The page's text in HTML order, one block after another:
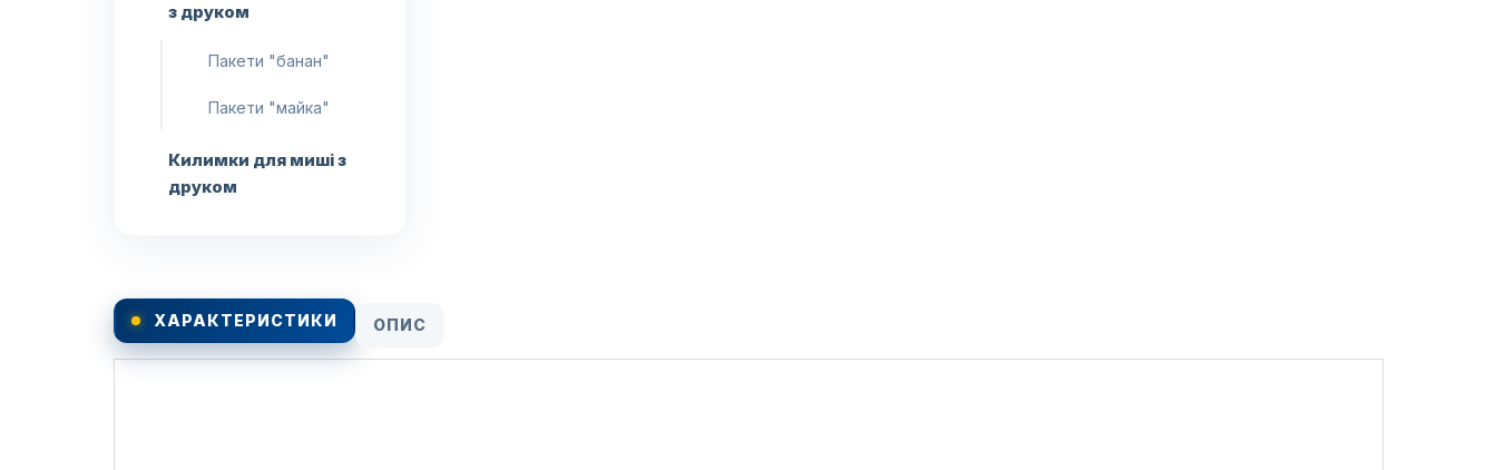
з друком
Пакети "банан"
Пакети "майка"
Килимки для миші з
друком
ХАРАКТЕРИСТИКИ ОПИС